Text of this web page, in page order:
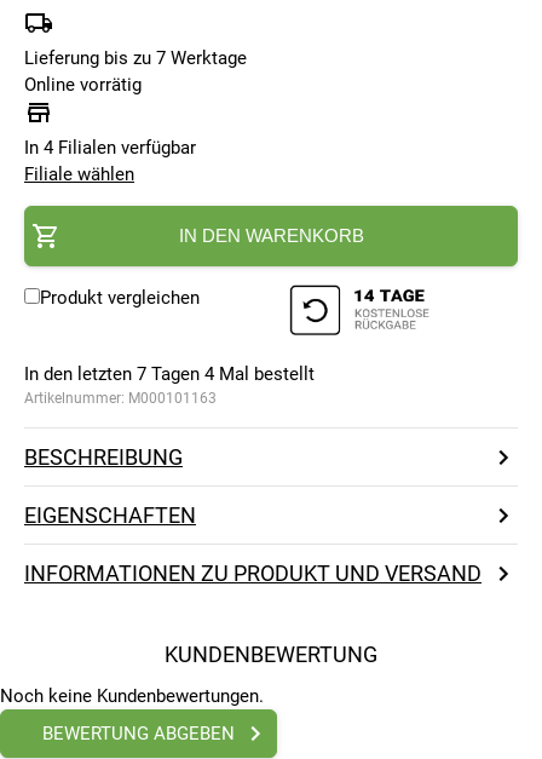
Lieferung bis zu 7 Werktage
Online vorrätig
In 4 Filialen verfügbar
Filiale wählen
IN DEN WARENKORB
Produkt vergleichen
In den letzten 7 Tagen 4Mal bestellt
Artikelnummer: M000101163
BESCHREIBUNG
EIGENSCHAFTEN
INFORMATIONEN ZU PRODUKT UND VERSAND
KUNDENBEWERTUNG
Noch keine Kundenbewertungen.
BEWERTUNG ABGEBEN